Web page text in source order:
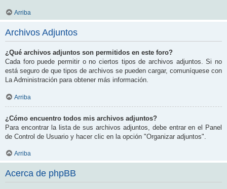
Arriba
Archivos Adjuntos
¿Qué archivos adjuntos son permitidos en este foro?
Cada foro puede permitir o no ciertos tipos de archivos adjuntos. Si no
está seguro de que tipos de archivos se pueden cargar, comuníquese con
La Administración para obtener más información.
Arriba
¿Cómo encuentro todos mis archivos adjuntos?
Para encontrar la lista de sus archivos adjuntos, debe entrar en el Panel
de Control de Usuario y hacer clic en la opción "Organizar adjuntos".
Arriba
Acerca de phpBB